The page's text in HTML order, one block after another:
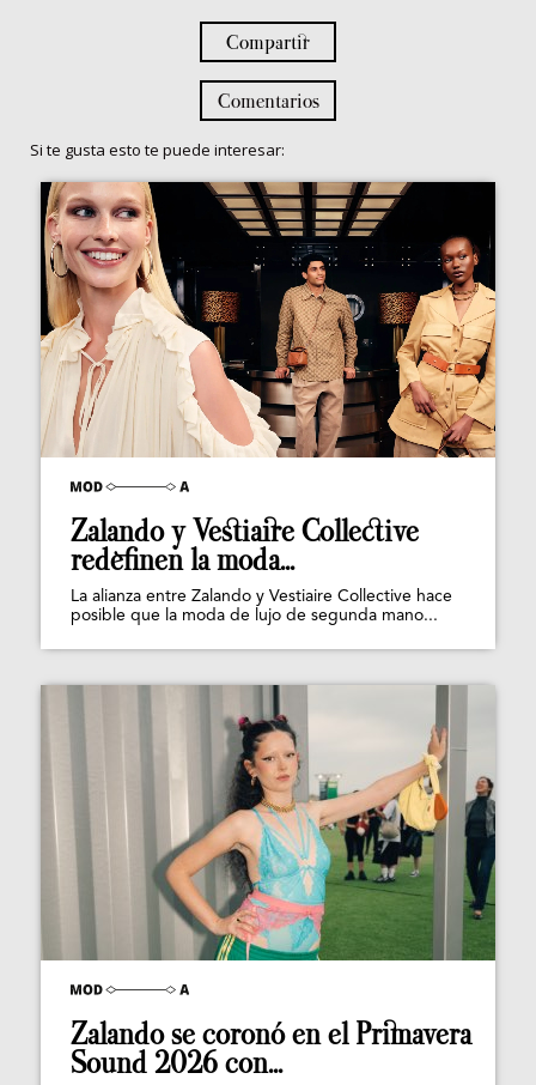
Compartir
Comentarios
Si te gusta esto te puede interesar:
Zalando y Vestiaire Collective
redefinen la moda...
La alianza entre Zalando y Vestiaire Collective hace
posible que la moda de lujo de segunda mano...
Zalando se coronó en el Primavera
Sound 2026 con...